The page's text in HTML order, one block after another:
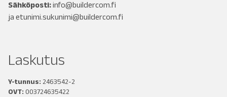
Sähköposti:info@buildercom.fi
ja etunimi.sukunimi@buildercom.fi
Laskutus
Y-tunnus: 2463542-2
OVT: 003724635422